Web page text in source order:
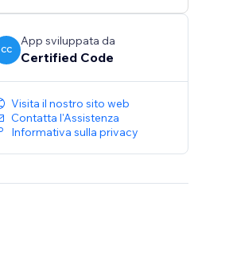
CC
App sviluppata da
Certified Code
Visita il nostro sito web
Contatta l'Assistenza
Informativa sulla privacy